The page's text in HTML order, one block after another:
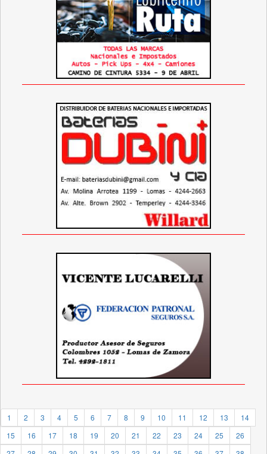
1 2 3 4 5 6 7 8 9 10 11 12 13
14
15
16 17 18 19 20 21 22 23 24 25
26